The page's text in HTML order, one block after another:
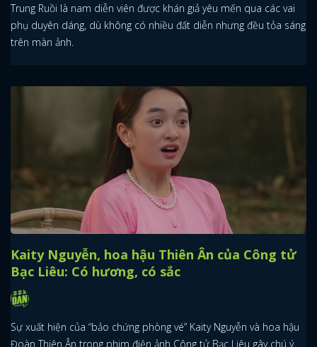
Trung Ruồi là nam diễn viên được khán giả yêu mến qua các vai
phụ duyên dáng, dù không có nhiều đất diễn nhưng đều tỏa sáng
trên màn ảnh.
Kaity Nguyễn, hoa hậu Thiên Ân của Công tử
Bạc Liêu: Có hương, có sắc
Sự xuất hiện của “bảo chứng phòng vé” Kaity Nguyễn và hoa hậu
Đoàn Thiên Ân trong phim điện ảnh Công tử Bạc Liêu gây chú ý